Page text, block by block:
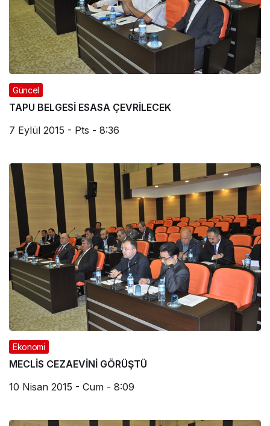
Güncel
TAPU BELGESİ ESASA ÇEVRİLECEK
7 Eylül 2015 - Pts - 8:36
Ekonomi
MECLİS CEZAEVİNİ GÖRÜŞTÜ
10 Nisan 2015 - Cum - 8:09